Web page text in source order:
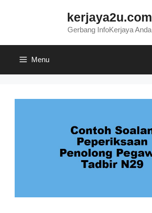
kerjaya2u.com
Gerbang InfoKerjaya Anda
Menu